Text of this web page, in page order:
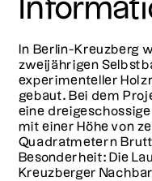
In Berlin-Kreuzberg
zweijährigen
experimenteller
gebaut. Bei dem
eine
mit einer Höhe von
Quadratmetern
Besonderheit: Die
Kreuzberger